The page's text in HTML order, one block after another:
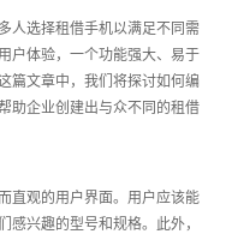
人选择租借手机以满足不同需
户体验，一个功能强大、易于
篇文章中，我们将探讨如何编
助企业创建出与众不同的租借
直观的用户界面。用户应该能
兴趣的型号和规格。此外，